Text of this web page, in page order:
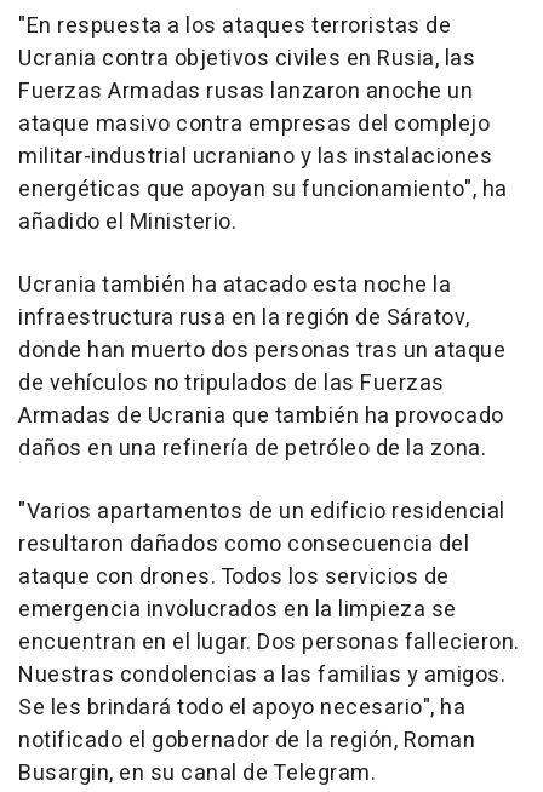
"En respuesta a los ataques terroristas de
Ucrania contra objetivos civiles en Rusia, las
Fuerzas Armadas rusas lanzaron anoche un
ataque masivo contra empresas del complejo
militar-industrial ucraniano y las instalaciones
energéticas que apoyan su funcionamiento", ha
añadido el Ministerio.
Ucrania también ha atacado esta noche la
infraestructura rusa en la región de Sáratov,
donde han muerto dos personas tras un ataque
de vehículos no tripulados de las Fuerzas
Armadas de Ucrania que también ha provocado
daños en una refinería de petróleo de la zona.
"Varios apartamentos de un edificio residencial
resultaron dañados como consecuencia del
ataque con drones. Todos los servicios de
emergencia involucrados en la limpieza se
encuentran en el lugar. Dos personas fallecieron.
Nuestras condolencias a las familias y amigos.
Se les brindará todo el apoyo necesario", ha
notificado el gobernador de la región, Roman
Busargin, en su canal de Telegram.